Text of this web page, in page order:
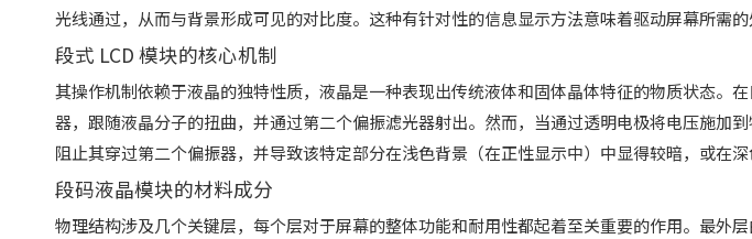
光线通过，从而与背景形成可见的对比度。这种有针对性的信息显示方法意味着驱动屏幕所需
段式 LCD 模块的核心机制
其操作机制依赖于液晶的独特性质，液晶是一种表现出传统液体和固体晶体特征的物质状态
器，跟随液晶分子的扭曲，并通过第二个偏振滤光器射出。然而，当通过透明电极将电压施加
阻止其穿过第二个偏振器，并导致该特定部分在浅色背景（在正性显示中）中显得较暗，或在
段码液晶模块的材料成分
物理结构涉及几个关键层，每个层对于屏幕的整体功能和耐用性都起着至关重要的作用。最